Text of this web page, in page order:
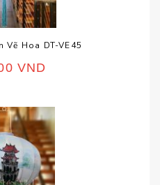
Vẽ Hoa DT-VE45
VND